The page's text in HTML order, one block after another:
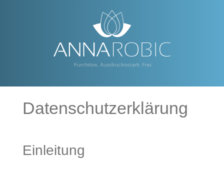
Datenschutzerklärung
Einleitung